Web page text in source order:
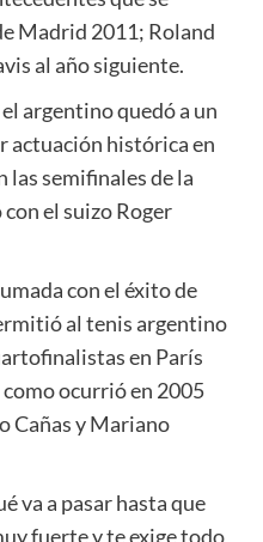
Madrid 2011; Roland
al año siguiente.
argentino quedó a un
actuación histórica en
las semifinales de la
el suizo Roger
con el éxito de
al tenis argentino
en París
ocurrió en 2005
Cañas y Mariano
va a pasar hasta que
fuerte y te exige todo